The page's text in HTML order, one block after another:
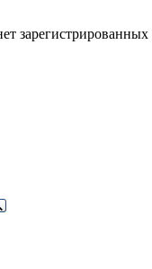
зарегистрированных